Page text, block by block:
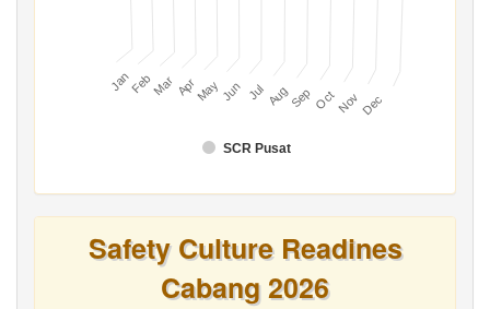
SCR Pusat
JanFebMar AprMay Jun Jul AugSep OctNovDec
Safety Culture Readines
Cabang 2026